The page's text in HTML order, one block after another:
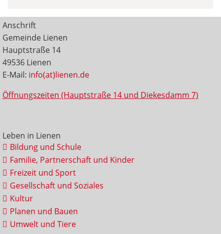
Anschrift
Gemeinde Lienen
Hauptstraße 14
49536 Lienen
E-Mail: info(at)lienen.de
Öffnungszeiten (Hauptstraße 14 und Diekesdamm 7)
Leben in Lienen
Bildung und Schule
Familie, Partnerschaft und Kinder
Freizeit und Sport
Gesellschaft und Soziales
Kultur
Planen und Bauen
Umwelt und Tiere